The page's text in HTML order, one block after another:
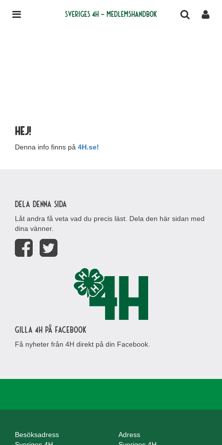
Sveriges 4H – medlemshandbok
Hej!
Denna info finns på 4H.se!
Dela denna sida
Låt andra få veta vad du precis läst. Dela den här sidan med
dina vänner.
Gilla 4H på Facebook
Få nyheter från 4H direkt på din Facebook.
Besöksadress
Adress